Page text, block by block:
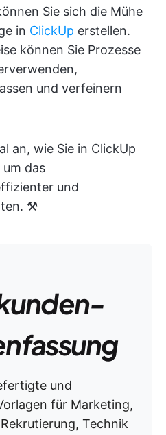
Sie sich die Mühe
in ClickUp erstellen.
können Sie Prozesse
und verfeinern
an, wie Sie in ClickUp
um das
und
⚒️
und
für Marketing,
Technik